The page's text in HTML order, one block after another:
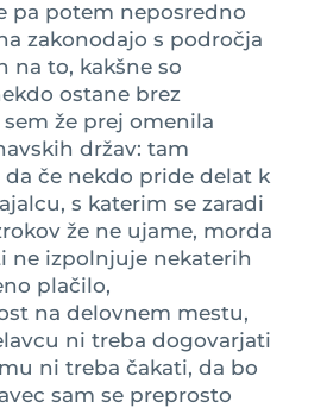
pa potem neposredno
zakonodajo s področja
na to, kakšne so
ostane brez
že prej omenila
držav: tam
da če nekdo pride delat k
s katerim se zaradi
že ne ujame, morda
ne izpolnjuje nekaterih
plačilo,
na delovnem mestu,
ni treba dogovarjati
ni treba čakati, da bo
sam se preprosto